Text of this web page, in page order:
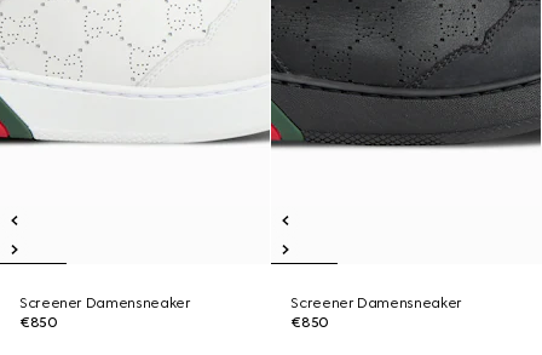
Screener Damensneaker
€850
Screener Damensneaker
€850